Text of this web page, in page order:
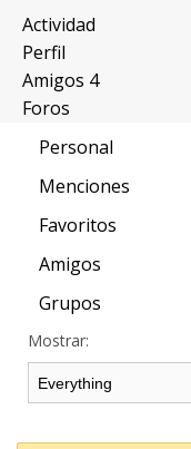
Actividad
Perfil
Amigos 4
Foros
Personal
Menciones
Favoritos
Amigos
Grupos
Mostrar: